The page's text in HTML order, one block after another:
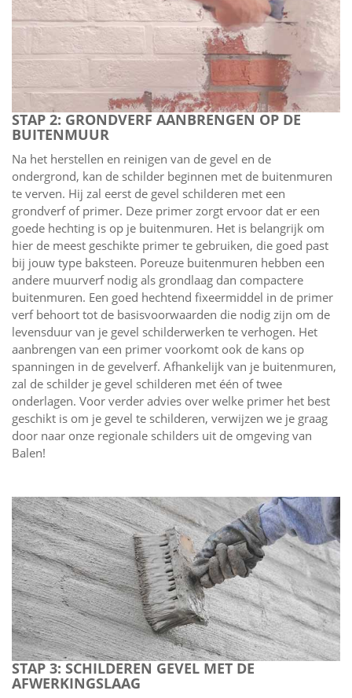
STAP 2: GRONDVERF AANBRENGEN OP DE
BUITENMUUR
Na het herstellen en reinigen van de gevel en de
ondergrond, kan de schilder beginnen met de buitenmuren
te verven. Hij zal eerst de gevel schilderen met een
grondverf of primer. Deze primer zorgt ervoor dat er een
goede hechting is op je buitenmuren. Het is belangrijk om
hier de meest geschikte primer te gebruiken, die goed past
bij jouw type baksteen. Poreuze buitenmuren hebben een
andere muurverf nodig als grondlaag dan compactere
buitenmuren. Een goed hechtend fixeermiddel in de primer
verf behoort tot de basisvoorwaarden die nodig zijn om de
levensduur van je gevel schilderwerken te verhogen. Het
aanbrengen van een primer voorkomt ook de kans op
spanningen in de gevelverf. Afhankelijk van je buitenmuren,
zal de schilder je gevel schilderen met één of twee
onderlagen. Voor verder advies over welke primer het best
geschikt is om je gevel te schilderen, verwijzen we je graag
door naar onze regionale schilders uit de omgeving van
Balen!
STAP 3: SCHILDEREN GEVEL MET DE
AFWERKINGSLAAG